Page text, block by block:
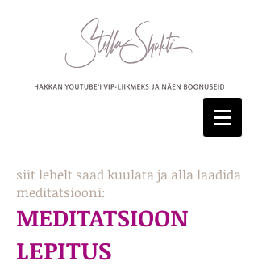
siit lehelt saad kuulata ja alla laadida
meditatsiooni:
MEDITATSIOON
LEPITUS